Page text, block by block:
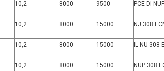
10,2 8000 9500 PCE DI
10,2 8000 15000 NJ 308
10,2 8000 15000 IL NU 308
10,2 8000 15000 NUP 308